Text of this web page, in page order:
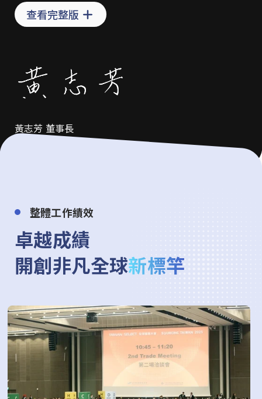
查看完整版
黃志芳 董事長
整體工作績效
卓越成績
開創非凡全球新標竿